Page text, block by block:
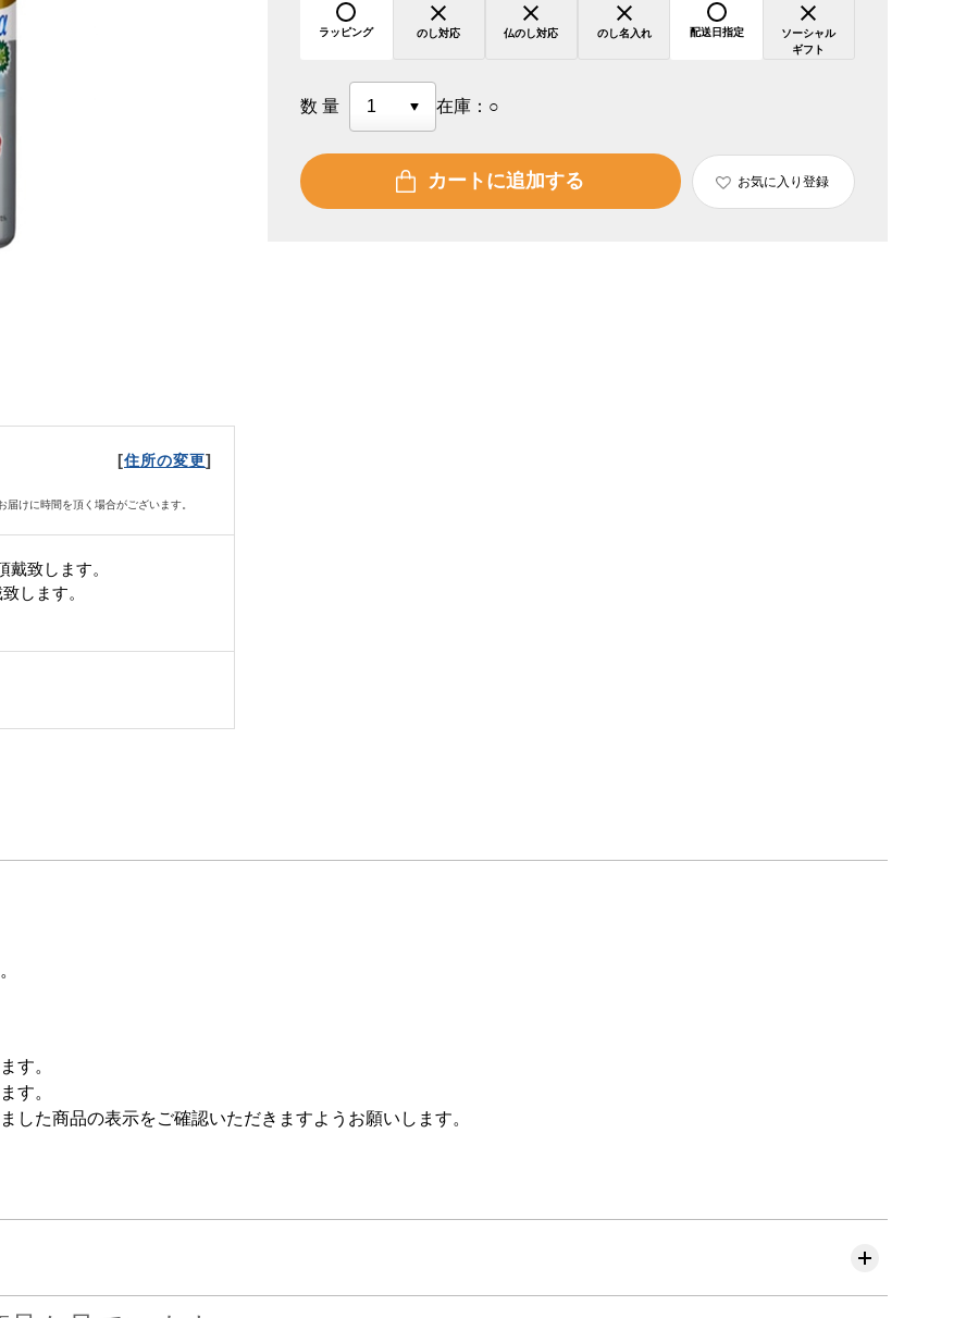
[住所の変更]
けに時間を頂く場合がございます。
戴致します。
します。
ラッピング のし対応 仏のし対応 のし名入れ 配送日指定
ソーシャル
ギフト
数量 在庫： ○
カートに追加する お気に入り登録
す。
す。
た商品の表示をご確認いただきますようお願いします。